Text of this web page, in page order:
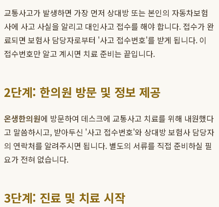
교통사고가 발생하면 가장 먼저 상대방 또는 본인의 자동차보험
사에 사고 사실을 알리고 대인사고 접수를 해야 합니다. 접수가 완
료되면 보험사 담당자로부터 '사고 접수번호'를 받게 됩니다. 이
접수번호만 알고 계시면 치료 준비는 끝입니다.
2단계: 한의원 방문 및 정보 제공
온생한의원에 방문하여 데스크에 교통사고 치료를 위해 내원했다
고 말씀하시고, 받아두신 '사고 접수번호'와 상대방 보험사 담당자
의 연락처를 알려주시면 됩니다. 별도의 서류를 직접 준비하실 필
요가 전혀 없습니다.
3단계: 진료 및 치료 시작